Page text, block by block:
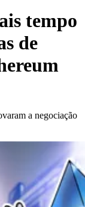
tempo
de
a negociação